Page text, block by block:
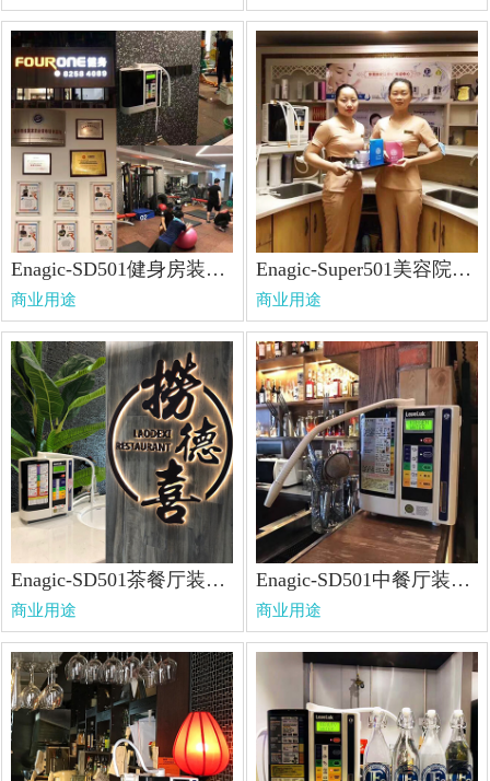
Enagic-SD501健身房装机图
商业用途
Enagic-Super501美容院装机图
商业用途
Enagic-SD501茶餐厅装机图
商业用途
Enagic-SD501中餐厅装机图
商业用途